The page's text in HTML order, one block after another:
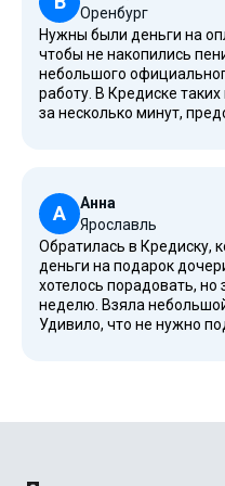
Погасила займ досрочно
получила аванс. В
все документы, можно в
договор. Обязательно
необходимости.
Оренбург
Нужны были деньги на
чтобы не накопились
небольшого
работу. В Кредиске
за несколько минут,
можно изменить дату
возникают сложности.
стандартные, условия
обязательства
имеет все необходимые
надежный сервис для
лишней бюрократии.
А
Анна
Ярославль
Обратилась в Кредиску,
деньги на подарок
хотелось порадовать, но
неделю. Взяла
Удивило, что не нужно
Очень удобно, что можно